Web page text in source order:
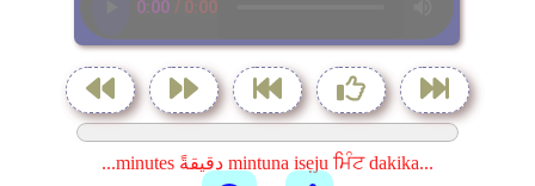
...minutes دقيقةً mintuna isẹju ਮਿੰਟ dakika...